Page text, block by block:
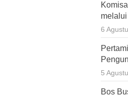
6
5
Bos